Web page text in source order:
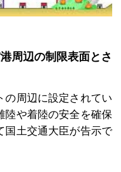
周辺の制限表面とさ
の周辺に設定されてい
陸や着陸の安全を確保
国土交通大臣が告示で